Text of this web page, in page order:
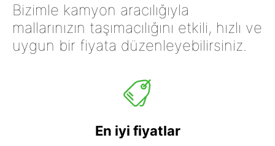
Bizimle kamyon aracılığıyla
mallarınızın taşımacılığını etkili, hızlı ve
uygun bir fiyata düzenleyebilirsiniz.
En iyi fiyatlar